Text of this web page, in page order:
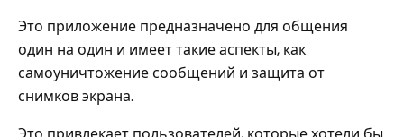
Это приложение предназначено для общения
один на один и имеет такие аспекты, как
самоуничтожение сообщений и защита от
снимков экрана.